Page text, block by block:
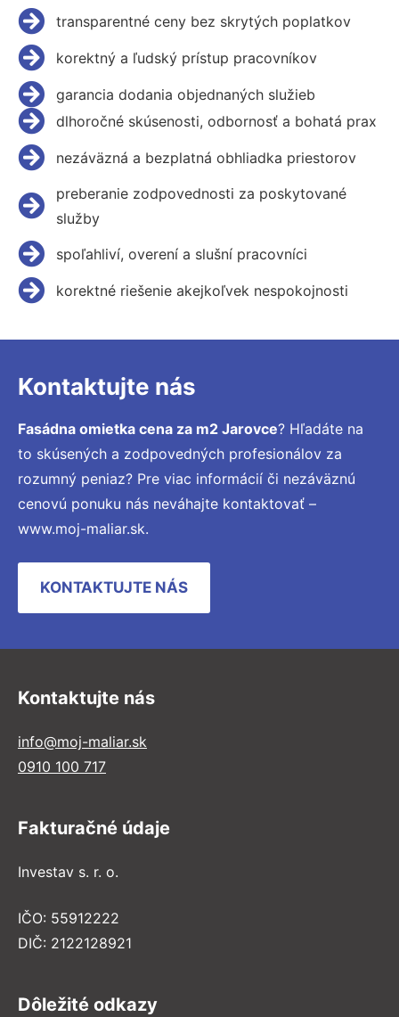
transparentné ceny bez skrytých poplatkov
korektný a ľudský prístup pracovníkov
garancia dodania objednaných služieb
dlhoročné skúsenosti, odbornosť a bohatá prax
nezáväzná a bezplatná obhliadka priestorov
preberanie zodpovednosti za poskytované
služby
spoľahliví, overení a slušní pracovníci
korektné riešenie akejkoľvek nespokojnosti
Kontaktujte nás
Fasádna omietka cena za m2 Jarovce? Hľadáte na
to skúsených a zodpovedných profesionálov za
rozumný peniaz? Pre viac informácií či nezáväznú
cenovú ponuku nás neváhajte kontaktovať –
www.moj-maliar.sk.
KONTAKTUJTE NÁS
Kontaktujte nás
info@moj-maliar.sk
0910 100 717
Fakturačné údaje
Investav s. r. o.
IČO: 55912222
DIČ: 2122128921
Dôležité odkazy